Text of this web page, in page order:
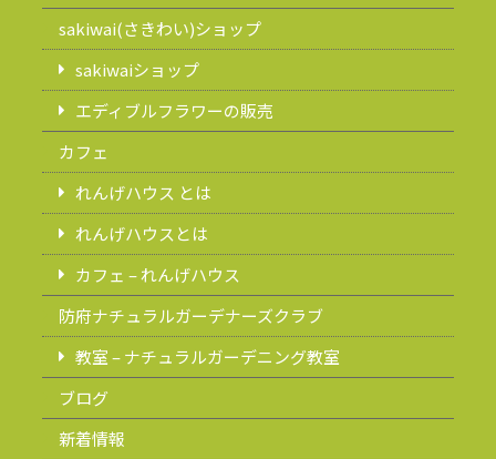
sakiwai(さきわい)ショップ
sakiwaiショップ
エディブルフラワーの販売
カフェ
れんげハウス とは
れんげハウスとは
カフェ – れんげハウス
防府ナチュラルガーデナーズクラブ
教室 – ナチュラルガーデニング教室
ブログ
新着情報